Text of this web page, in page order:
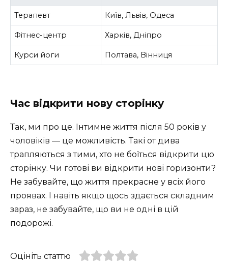
Терапевт Київ, Львів, Одеса
Фітнес-центр Харків, Дніпро
Курси йоги Полтава, Вінниця
Час відкрити нову сторінку
Так, ми про це. Інтимне життя після 50 років у
чоловіків — це можливість. Такі от дива
трапляються з тими, хто не боїться відкрити цю
сторінку. Чи готові ви відкрити нові горизонти?
Не забувайте, що життя прекрасне у всіх його
проявах. І навіть якщо щось здається складним
зараз, не забувайте, що ви не одні в цій
подорожі.
Оцініть статтю